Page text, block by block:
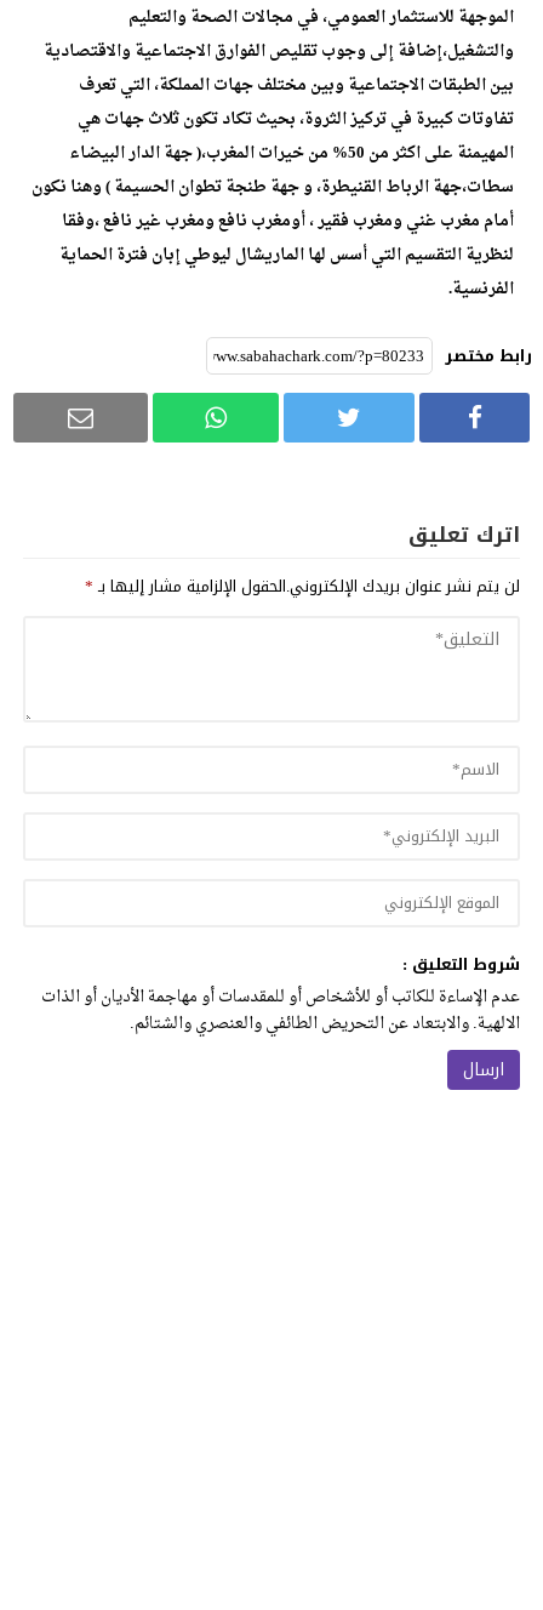
الموجهة للاستثمار العمومي، في مجالات الصحة والتعليم
والتشغيل،إضافة إلى وجوب تقليص الفوارق الاجتماعية والاقتصادية
بين الطبقات الاجتماعية وبين مختلف جهات المملكة، التي تعرف
تفاوتات كبيرة في تركيز الثروة، بحيث تكاد تكون ثلاث جهات هي
المهيمنة على اكثر من 50% من خيرات المغرب،( جهة الدار البيضاء
سطات،جهة الرباط القنيطرة، و جهة طنجة تطوان الحسيمة ) وهنا نكون
أمام مغرب غني ومغرب فقير ، أومغرب نافع ومغرب غير نافع ،وفقا
لنظرية التقسيم التي أسس لها الماريشال ليوطي إبان فترة الحماية
الفرنسية.
رابط مختصر
اترك تعليق
لن يتم نشر عنوان بريدك الإلكتروني.الحقول الإلزامية مشار إليها بـ*
شروط التعليق :
عدم الإساءة للكاتب أو للأشخاص أو للمقدسات أو مهاجمة الأديان أو الذات
الالهية. والابتعاد عن التحريض الطائفي والعنصري والشتائم.